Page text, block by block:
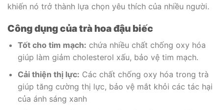
khiến nó trở thành lựa chọn yêu thích của nhiều người.
Công dụng của trà hoa đậu biếc
Tốt cho tim mạch: chứa nhiều chất chống oxy hóa
giúp làm giảm cholesterol xấu, bảo vệ tim mạch.
Cải thiện thị lực: Các chất chống oxy hóa trong trà
giúp tăng cường thị lực, bảo vệ mắt khỏi các tác hại
của ánh sáng xanh